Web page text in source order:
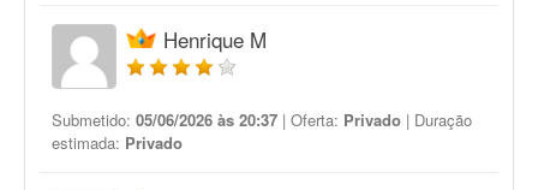
Henrique M
Submetido: 05/06/2026 às 20:37 | Oferta: Privado | Duração
estimada: Privado